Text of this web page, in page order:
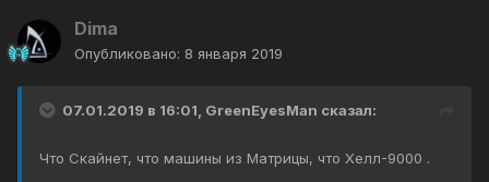
Dima
Опубликовано: 8 января 2019
07.01.2019 в 16:01, GreenEyesMan сказал:
Что Скайнет, что машины из Матрицы, что Хелл-9000 .